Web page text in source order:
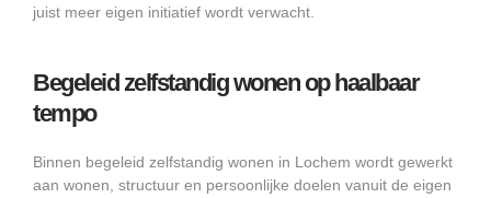
juist meer eigen initiatief wordt verwacht.
Begeleid zelfstandig wonen op haalbaar
tempo
Binnen begeleid zelfstandig wonen in Lochem wordt gewerkt
aan wonen, structuur en persoonlijke doelen vanuit de eigen